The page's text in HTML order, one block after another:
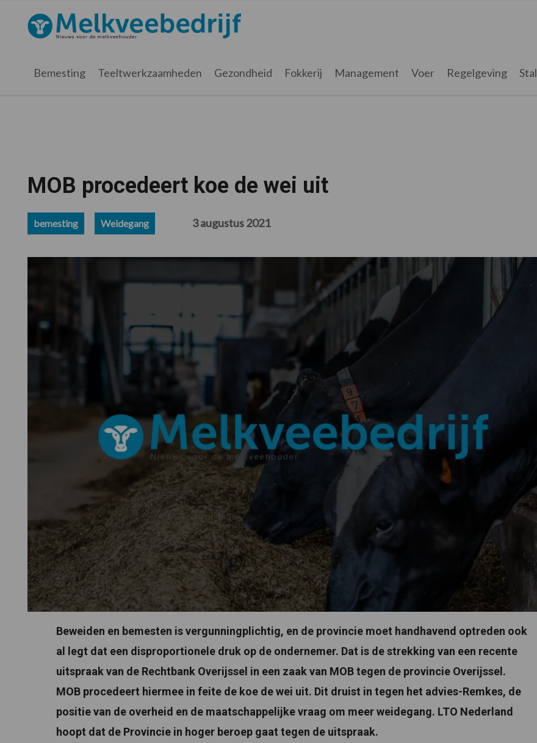
hoofdnavigatie
hoofd
eerste
voettekst
Melkveebedrijf.nl
Bemesting Teeltwerkzaamheden Gezondheid Fokkerij Management Voer Regelgeving Stal
MOB procedeert koe de wei uit
bemesting Weidegang 3 augustus 2021
Beweiden en bemesten is vergunningplichtig, en de provincie moet handhavend optreden ook
al legt dat een disproportionele druk op de ondernemer. Dat is de strekking van een recente
uitspraak van de Rechtbank Overijssel in een zaak van MOB tegen de provincie Overijssel.
MOB procedeert hiermee in feite de koe de wei uit. Dit druist in tegen het advies-Remkes, de
positie van de overheid en de maatschappelijke vraag om meer weidegang. LTO Nederland
hoopt dat de Provincie in hoger beroep gaat tegen de uitspraak.